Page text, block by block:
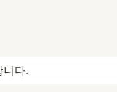
다.